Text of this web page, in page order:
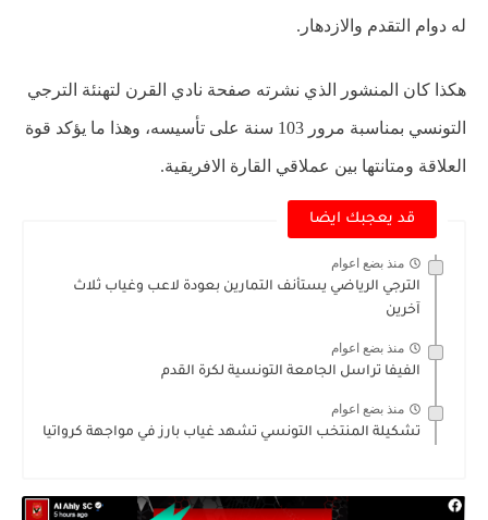
له دوام التقدم والازدهار.
هكذا كان المنشور الذي نشرته صفحة نادي القرن لتهنئة الترجي
التونسي بمناسبة مرور 103 سنة على تأسيسه، وهذا ما يؤكد قوة
العلاقة ومتانتها بين عملاقي القارة الافريقية.
قد يعجبك ايضا
منذ بضع اعوام
الترجي الرياضي يستأنف التمارين بعودة لاعب وغياب ثلاث
آخرين
منذ بضع اعوام
الفيفا تراسل الجامعة التونسية لكرة القدم
منذ بضع اعوام
تشكيلة المنتخب التونسي تشهد غياب بارز في مواجهة كرواتيا